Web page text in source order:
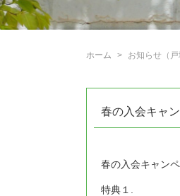
ホーム お知らせ（戸
春の入会キャ
春の入会キャン
特典１.